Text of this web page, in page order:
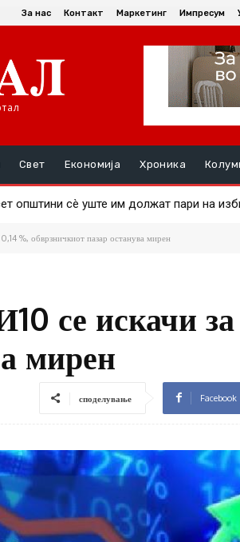
За нас Контакт Маркетинг Импресум
Свет Економија Хроника
општини сè уште им должат пари на
скок на цената на златото
%, обврзничкиот пазар останува мирен
се искачи
мирен
споделување Facebook